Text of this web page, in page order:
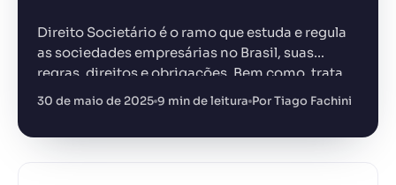
Direito Societário é o ramo que estuda e regula
as sociedades empresárias no Brasil, suas
regras, direitos e obrigações. Bem como, trata
das relações entre acionistas, sócios e outros
30 de maio de 2025 9 min de leitura Por Tiago Fachini
+14.000 juristas